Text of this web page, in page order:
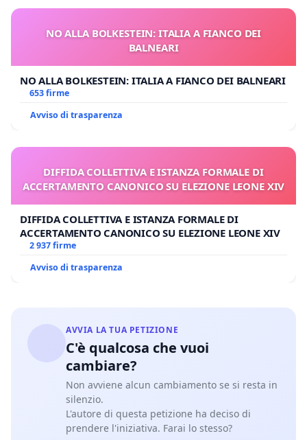
NO ALLA BOLKESTEIN: ITALIA A FIANCO DEI
BALNEARI
NO ALLA BOLKESTEIN: ITALIA A FIANCO DEI BALNEARI
653 firme
Avviso di trasparenza
DIFFIDA COLLETTIVA E ISTANZA FORMALE DI
ACCERTAMENTO CANONICO SU ELEZIONE LEONE XIV
DIFFIDA COLLETTIVA E ISTANZA FORMALE DI
ACCERTAMENTO CANONICO SU ELEZIONE LEONE XIV
2 937 firme
Avviso di trasparenza
AVVIA LA TUA PETIZIONE
C'è qualcosa che vuoi
cambiare?
Non avviene alcun cambiamento se si resta in
silenzio.
L'autore di questa petizione ha deciso di
prendere l'iniziativa. Farai lo stesso?